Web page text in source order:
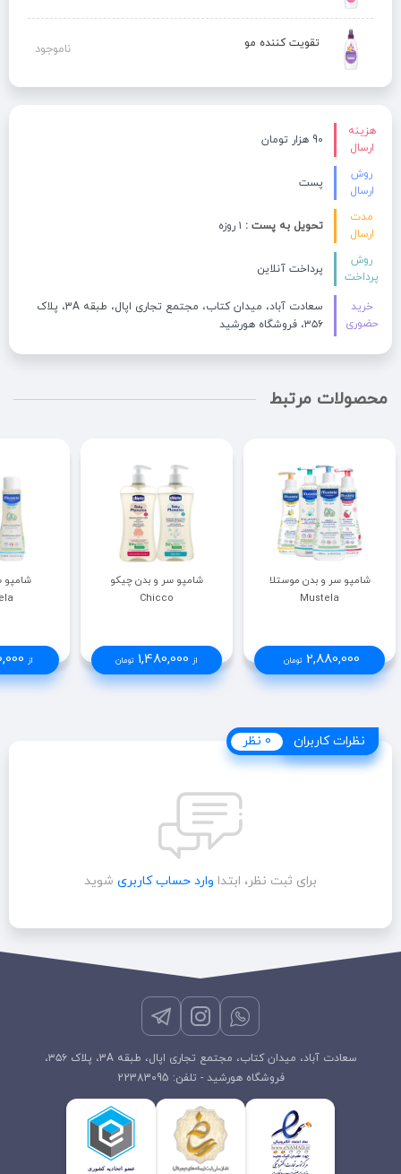
تقویت کننده مو ناموجود
هزینه
ارسال
90 هزار تومان
روش
ارسال
پست
مدت
ارسال
تحویل به پست :
روش
پرداخت
پرداخت آنلاین
خرید
حضوری
سعادت آباد، میدان کتاب، مجتمع تجاری اپال، طبقه 3A، پلاک
۳۵۶، فروشگاه هورشید
محصولات مرتبط
شامپو سر و بدن موستلا
Mustela
2,880,000 تومان
شامپو سر و بدن چیکو
Chicco
از 1,480,000 تومان
شامپو
از
نظرات کاربران
نظرات کاربران 0 نظر
برای ثبت نظر، ابتدا وارد حساب کاربری شوید
سعادت آباد، میدان کتاب، مجتمع تجاری اپال، طبقه 3A، پلاک ۳۵۶،
فروشگاه هورشید - تلفن: 22383095